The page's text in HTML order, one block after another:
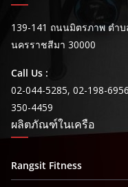
139-141 ถนนมิตรภาพ ตำบ
นครราชสีมา 30000
Call Us :
02-044-5285, 02-198-
350-4459
ผลิตภัณฑ์ในเครือ
Rangsit Fitness